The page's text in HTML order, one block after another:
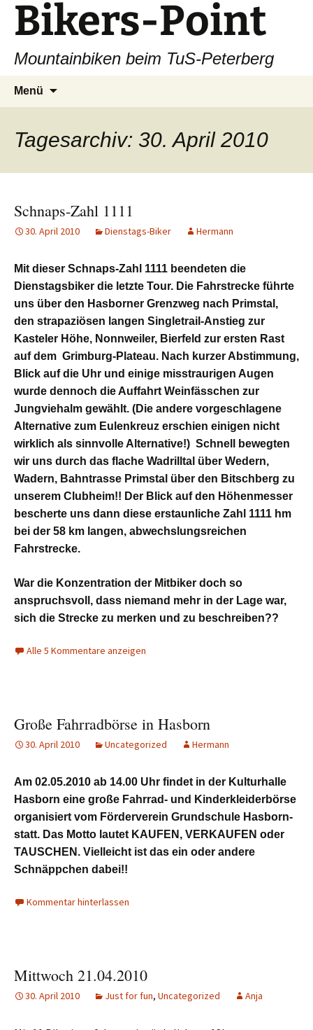
Zum
InhaltBikers-Point
Mountainbiken beim TuS-Peterberg
Menü
Tagesarchiv: 30. April 2010
Schnaps-Zahl 1111
30. April 2010 Dienstags-Biker Hermann
Mit dieser Schnaps-Zahl 1111 beendeten die
Dienstagsbiker die letzte Tour. Die Fahrstrecke führte
uns über den Hasborner Grenzweg nach Primstal,
den strapaziösen langen Singletrail-Anstieg zur
Kasteler Höhe, Nonnweiler, Bierfeld zur ersten Rast
auf dem Grimburg-Plateau. Nach kurzer Abstimmung,
Blick auf die Uhr und einige misstraurigen Augen
wurde dennoch die Auffahrt Weinfässchen zur
Jungviehalm gewählt. (Die andere vorgeschlagene
Alternative zum Eulenkreuz erschien einigen nicht
wirklich als sinnvolle Alternative!) Schnell bewegten
wir uns durch das flache Wadrilltal über Wedern,
Wadern, Bahntrasse Primstal über den Bitschberg zu
unserem Clubheim!! Der Blick auf den Höhenmesser
bescherte uns dann diese erstaunliche Zahl 1111 hm
bei der 58 km langen, abwechslungsreichen
Fahrstrecke.
War die Konzentration der Mitbiker doch so
anspruchsvoll, dass niemand mehr in der Lage war,
sich die Strecke zu merken und zu beschreiben??
Alle 5 Kommentare anzeigen
Große Fahrradbörse in Hasborn
30. April 2010 Uncategorized Hermann
Am 02.05.2010 ab 14.00 Uhr findet in der Kulturhalle
Hasborn eine große Fahrrad- und Kinderkleiderbörse
organisiert vom Förderverein Grundschule Hasborn-
statt. Das Motto lautet KAUFEN, VERKAUFEN oder
TAUSCHEN. Vielleicht ist das ein oder andere
Schnäppchen dabei!!
Kommentar hinterlassen
Mittwoch 21.04.2010
30. April 2010 Just for fun, Uncategorized Anja